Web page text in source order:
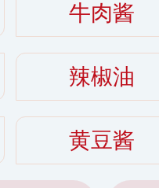
牛肉酱
辣椒油
黄豆酱